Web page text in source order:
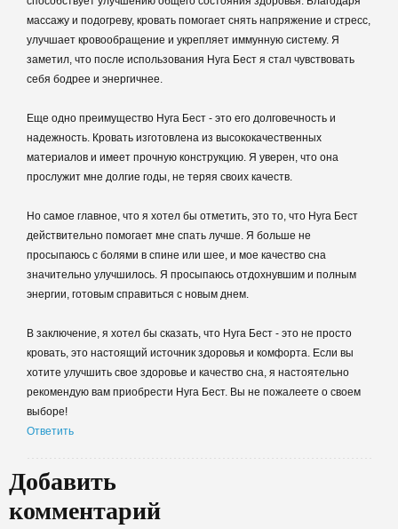
массажу и подогреву, кровать помогает снять напряжение и стресс,
улучшает кровообращение и укрепляет иммунную систему. Я
заметил, что после использования Нуга Бест я стал чувствовать
себя бодрее и энергичнее.
Еще одно преимущество Нуга Бест - это его долговечность и
надежность. Кровать изготовлена из высококачественных
материалов и имеет прочную конструкцию. Я уверен, что она
прослужит мне долгие годы, не теряя своих качеств.
Но самое главное, что я хотел бы отметить, это то, что Нуга Бест
действительно помогает мне спать лучше. Я больше не
просыпаюсь с болями в спине или шее, и мое качество сна
значительно улучшилось. Я просыпаюсь отдохнувшим и полным
энергии, готовым справиться с новым днем.
В заключение, я хотел бы сказать, что Нуга Бест - это не просто
кровать, это настоящий источник здоровья и комфорта. Если вы
хотите улучшить свое здоровье и качество сна, я настоятельно
рекомендую вам приобрести Нуга Бест. Вы не пожалеете о своем
выборе!
Ответить
Добавить
комментарий